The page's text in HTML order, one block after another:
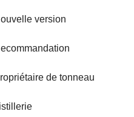
version
de tonneau